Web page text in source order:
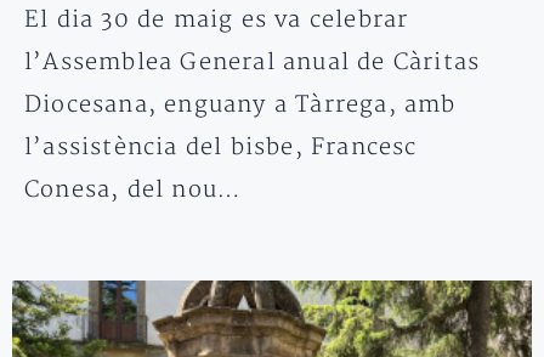
El dia 30 de maig es va celebrar
l’Assemblea General anual de Càritas
Diocesana, enguany a Tàrrega, amb
l’assistència del bisbe, Francesc
Conesa, del nou…